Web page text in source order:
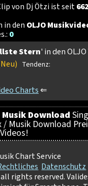
von Dj Ötzi ist seit662
in den OLJO
0
Stern' in den
Tendenz:
Charts ⇐
Musik Download
/ Musik Download
Chart Service
Datenschutz
rights reserved.